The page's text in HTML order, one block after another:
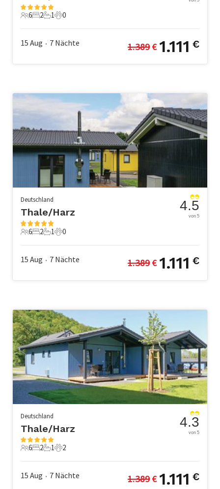
6 Gäste
6
2 Schlafzimmer
2
1 Badezimmer
1
0 Haustiere
0
15 Aug • 7 Nächte 1.389 € 1.111 €
Deutschland
Thale/Harz
6 Gäste
6
2 Schlafzimmer
2
1 Badezimmer
1
0 Haustiere
0
4.5
von 5
15 Aug • 7 Nächte 1.389 € 1.111 €
Deutschland
Thale/Harz
6 Gäste
6
2 Schlafzimmer
2
1 Badezimmer
1
2 Haustiere
2
4.3
von 5
15 Aug • 7 Nächte 1.389 € 1.111 €